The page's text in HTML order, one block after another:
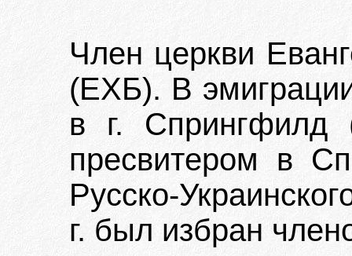
Член церкви
(ЕХБ). В
в г. Спрингфилд
пресвитером в
Русско-
г. был избран